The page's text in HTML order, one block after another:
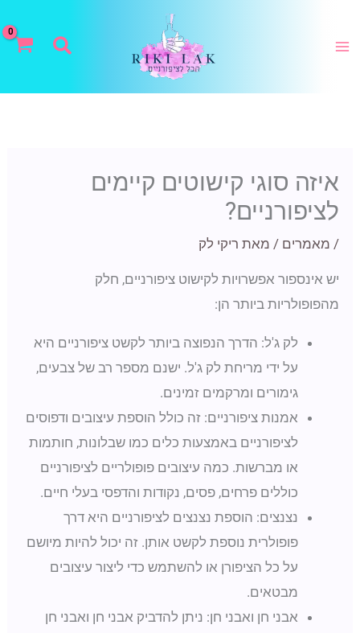
חיפוש
איזה סוגי קישוטים קיימים
לציפורניים?
/ מאמרים / מאת ריקי לק
יש אינספור אפשרויות לקישוט ציפורניים, חלק
מהפופולריות ביותר הן:
לק ג'ל: הדרך הנפוצה ביותר לקשט ציפורניים היא
על ידי מריחת לק ג'ל. ישנם מספר רב של צבעים,
גימורים ומרקמים זמינים.
אמנות ציפורניים: זה כולל הוספת עיצובים ודפוסים
לציפורניים באמצעות כלים כמו שבלונות, חותמות
או מברשות. כמה עיצובים פופולריים לציפורניים
כוללים פרחים, פסים, נקודות והדפסי בעלי חיים.
נצנצים: הוספת נצנצים לציפורניים היא דרך
פופולרית נוספת לקשט אותן. זה יכול להיות מיושם
על כל הציפורן או להשתמש כדי ליצור עיצובים
מבטאים.
אבני חן ואבני חן: ניתן להדביק אבני חן ואבני חן